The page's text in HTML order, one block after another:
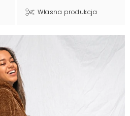
Własna produkcja